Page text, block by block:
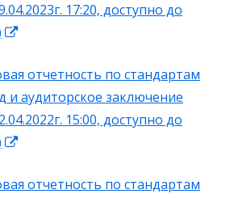
17:20, доступно до
новом
окне
отчетность по стандартам
и аудиторское заключение
15:00, доступно до
новом
отчетность по стандартам